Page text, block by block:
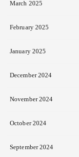
March 2025
February 2025
January 2025
December 2024
November 2024
October 2024
September 2024